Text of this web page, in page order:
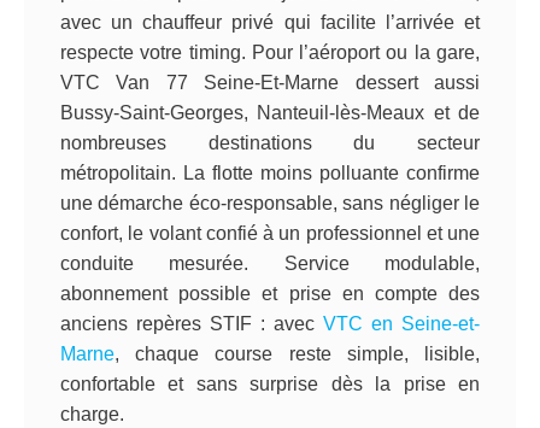
avec un chauffeur privé qui facilite l’arrivée et
respecte votre timing. Pour l’aéroport ou la gare,
VTC Van 77 Seine-Et-Marne dessert aussi
Bussy-Saint-Georges, Nanteuil-lès-Meaux et de
nombreuses destinations du secteur
métropolitain. La flotte moins polluante confirme
une démarche éco-responsable, sans négliger le
confort, le volant confié à un professionnel et une
conduite mesurée. Service modulable,
abonnement possible et prise en compte des
anciens repères STIF : avec VTC en Seine-et-
Marne, chaque course reste simple, lisible,
confortable et sans surprise dès la prise en
charge.